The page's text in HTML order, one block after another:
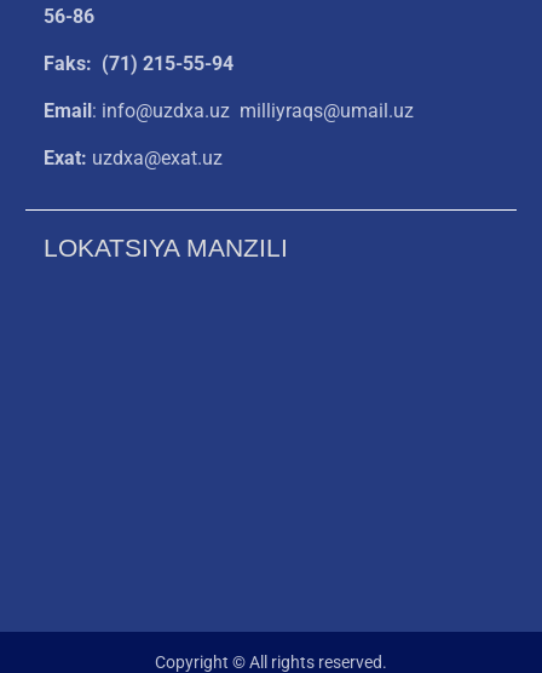
56-86
Faks: (71) 215-55-94
Email: info@uzdxa.uz milliyraqs@umail.uz
Exat: uzdxa@exat.uz
LOKATSIYA MANZILI
Copyright © All rights reserved.